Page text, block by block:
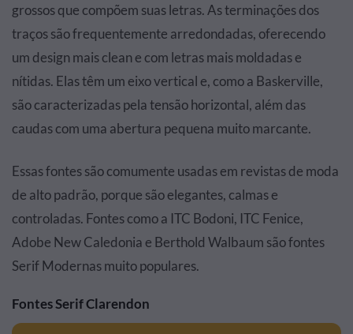
grossos que compõem suas letras. As terminações dos
traços são frequentemente arredondadas, oferecendo
um design mais clean e com letras mais moldadas e
nítidas. Elas têm um eixo vertical e, como a Baskerville,
são caracterizadas pela tensão horizontal, além das
caudas com uma abertura pequena muito marcante.
Essas fontes são comumente usadas em revistas de moda
de alto padrão, porque são elegantes, calmas e
controladas. Fontes como a ITC Bodoni, ITC Fenice,
Adobe New Caledonia e Berthold Walbaum são fontes
Serif Modernas muito populares.
Fontes Serif Clarendon